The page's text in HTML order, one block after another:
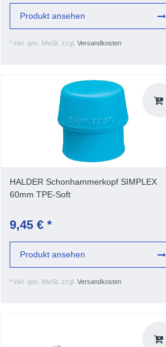
* inkl. ges. MwSt. zzgl. Versandkosten
Produkt ansehen
HALDER Schonhammerkopf SIMPLEX
60mm TPE-Soft
9,45 € *
* inkl. ges. MwSt. zzgl. Versandkosten
Produkt ansehen